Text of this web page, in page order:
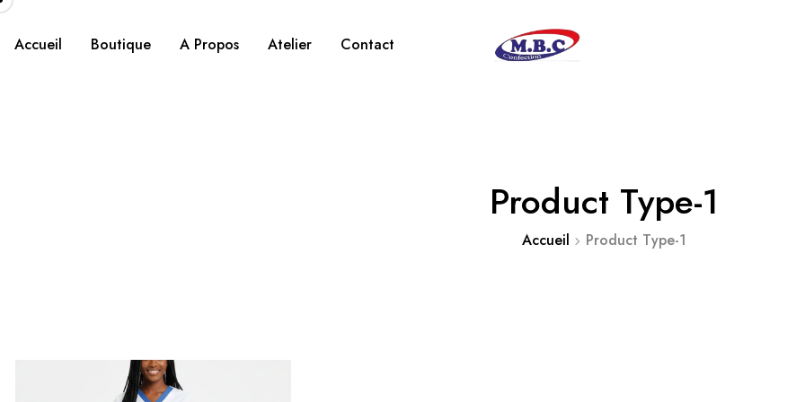
Accueil Boutique A Propos Atelier Contact
Product Type-1
Accueil Product Type-1